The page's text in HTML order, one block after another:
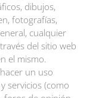
dibujos,
fotografías,
cualquier
del sitio web
el mismo.
un uso
servicios (como